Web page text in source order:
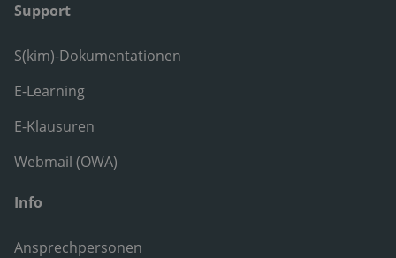
Support
S(kim)-Dokumentationen
E-Learning
E-Klausuren
Webmail (OWA)
Info
Ansprechpersonen